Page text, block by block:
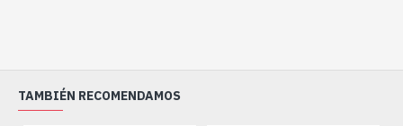
TAMBIÉN RECOMENDAMOS